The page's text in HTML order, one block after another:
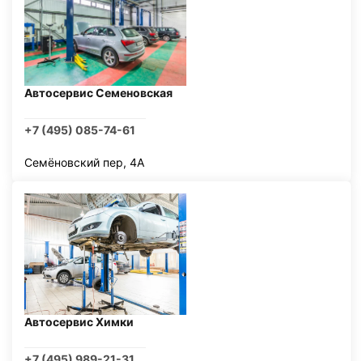
Автосервис Семеновская
+7 (495) 085-74-61
Семёновский пер, 4А
Автосервис Химки